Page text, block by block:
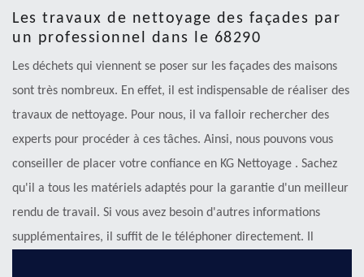
Les travaux de nettoyage des façades par
un professionnel dans le 68290
Les déchets qui viennent se poser sur les façades des maisons
sont très nombreux. En effet, il est indispensable de réaliser des
travaux de nettoyage. Pour nous, il va falloir rechercher des
experts pour procéder à ces tâches. Ainsi, nous pouvons vous
conseiller de placer votre confiance en KG Nettoyage . Sachez
qu'il a tous les matériels adaptés pour la garantie d'un meilleur
rendu de travail. Si vous avez besoin d'autres informations
supplémentaires, il suffit de le téléphoner directement. Il